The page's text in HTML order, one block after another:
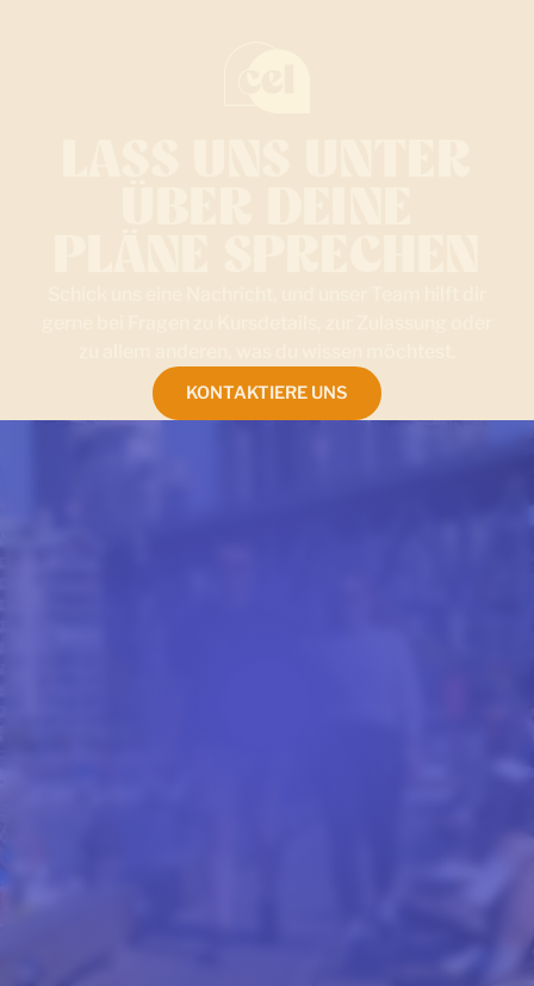
KONTAKTIERE UNS
ankommst, kannst du ein Doppelzimmer mit zwei